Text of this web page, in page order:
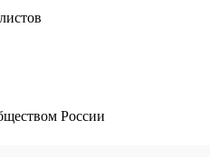
России